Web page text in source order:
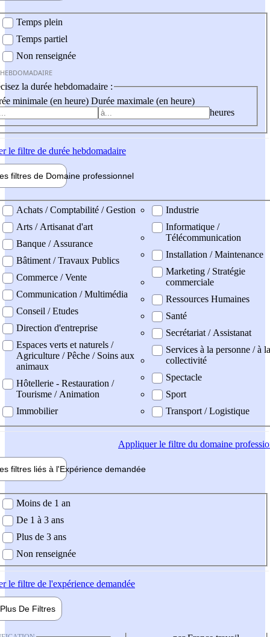
Temps plein
Temps partiel
Non renseignée
la durée hebdomadaire :
minimale (en heure) Durée maximale (en heure)
heures
le filtre de durée hebdomadaire
filtres de Domaine professionnel
professionel
Achats / Comptabilité / Gestion
Arts / Artisanat d'art
Banque / Assurance
Bâtiment / Travaux Publics
Commerce / Vente
Communication / Multimédia
Conseil / Etudes
Direction d'entreprise
Espaces verts et naturels /
Agriculture / Pêche / Soins aux
animaux
Hôtellerie - Restauration /
Tourisme / Animation
Immobilier
Industrie
Informatique /
Télécommunication
Installation / Maintenance
Marketing / Stratégie
commerciale
Ressources Humaines
Santé
Secrétariat / Assistanat
Services à la personne / à la
collectivité
Spectacle
Sport
Transport / Logistique
Appliquerle filtre du domaine
filtres liés à l'Expérience demandée
demandée
Moins de 1 an
De 1 à 3 ans
Plus de 3 ans
Non renseignée
le filtre de l'expérience demandée
Plus De Filtres